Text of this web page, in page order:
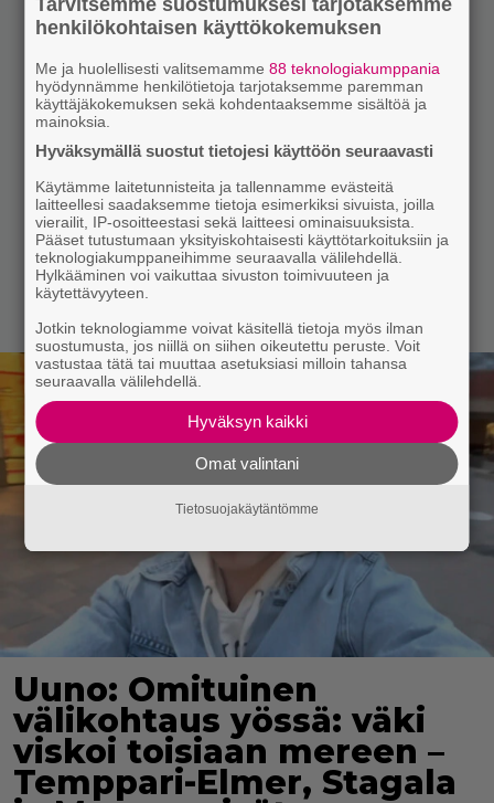
Uuno: Omituinen
välikohtaus yössä: väki
viskoi toisiaan mereen –
Temppari-Elmer, Stagala
henkilökohtaisen käyttökokemuksen
Me ja huolellisesti valitsemamme88 teknologiakumppania
hyödynnämme henkilötietoja tarjotaksemme paremman
käyttäjäkokemuksen sekä kohdentaaksemme sisältöä ja
mainoksia.
Hyväksymällä suostut tietojesi käyttöön seuraavasti
Käytämme laitetunnisteita ja tallennamme evästeitä
laitteellesi saadaksemme tietoja esimerkiksi sivuista, joilla
vierailit, IP-osoitteestasi sekä laitteesi ominaisuuksista.
Pääset tutustumaan yksityiskohtaisesti käyttötarkoituksiin ja
teknologiakumppaneihimme seuraavalla välilehdellä.
Hylkääminen voi vaikuttaa sivuston toimivuuteen ja
käytettävyyteen.
Jotkin teknologiamme voivat käsitellä tietoja myös ilman
suostumusta, jos niillä on siihen oikeutettu peruste. Voit
vastustaa tätä tai muuttaa asetuksiasi milloin tahansa
seuraavalla välilehdellä.
Hyväksyn kaikki
Omat valintani
Tietosuojakäytäntömme